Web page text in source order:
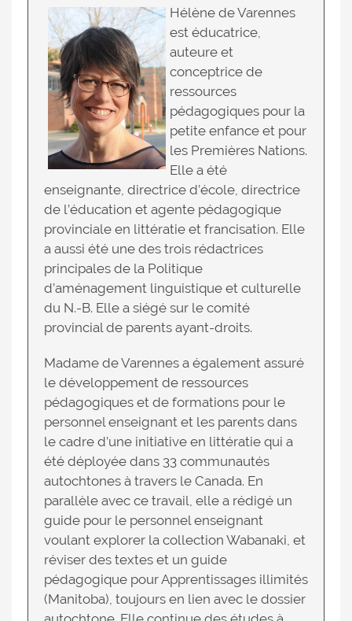
Hélène de Varennes
est éducatrice,
auteure et
conceptrice de
ressources
pédagogiques pour la
petite enfance et pour
les Premières Nations.
Elle a été
enseignante, directrice d’école, directrice
de l’éducation et agente pédagogique
provinciale en littératie et francisation. Elle
a aussi été une des trois rédactrices
principales de la Politique
d’aménagement linguistique et culturelle
du N.-B. Elle a siégé sur le comité
provincial de parents ayant-droits.
Madame de Varennes a également assuré
le développement de ressources
pédagogiques et de formations pour le
personnel enseignant et les parents dans
le cadre d’une initiative en littératie qui a
été déployée dans 33 communautés
autochtones à travers le Canada. En
parallèle avec ce travail, elle a rédigé un
guide pour le personnel enseignant
voulant explorer la collection Wabanaki, et
réviser des textes et un guide
pédagogique pour Apprentissages illimités
(Manitoba), toujours en lien avec le dossier